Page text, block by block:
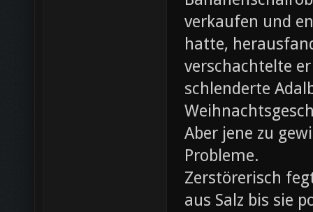
verkaufen und
hatte,
verschachtelte
schlenderte
Aber jene zu
Probleme.
Zerstörerisch
aus Salz bis sie